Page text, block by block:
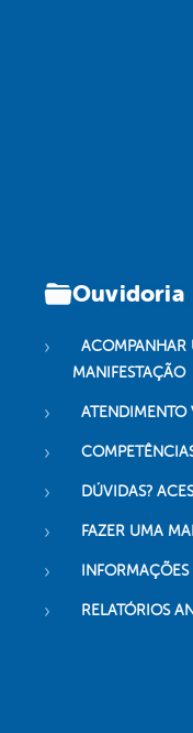
Ouvidoria
ACOMPANHAR
MANIFESTAÇÃO
ATENDIMENTO
DÚVIDAS?
FAZER UMA
RELATÓRIOS